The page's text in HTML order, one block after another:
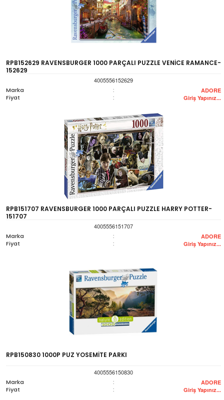
RPB152629 RAVENSBURGER 1000 PARÇALI PUZZLE VENİCE RAMANCE-
152629
4005556152629
Marka
: ADORE
Fiyat : Giriş Yapınız...
RPB151707 RAVENSBURGER 1000 PARÇALI PUZZLE HARRY POTTER-
151707
4005556151707
Marka
: ADORE
Fiyat : Giriş Yapınız...
RPB150830 1000P PUZ YOSEMİTE PARKI
4005556150830
Marka
: ADORE
Fiyat : Giriş Yapınız...